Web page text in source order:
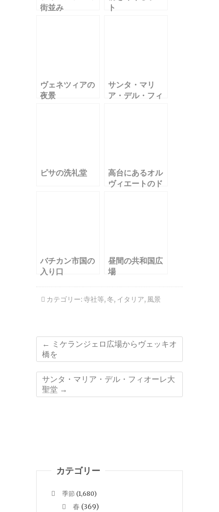
街並み
ト
ヴェネツィアの
夜景
サンタ・マリ
ア・デル・フィ
ピサの洗礼堂
高台にあるオル
ヴィエートのド
バチカン市国の
入り口
昼間の共和国広
場
カテゴリー:寺社等,冬, イタリア, 風景
← ミケランジェロ広場からヴェッキオ
橋を
サンタ・マリア・デル・フィオーレ大
聖堂 →
カテゴリー
季節 (1,680)
春 (369)